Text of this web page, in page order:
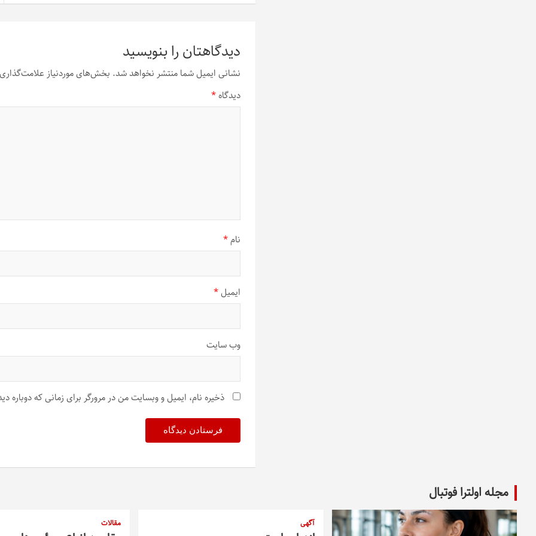
دیدگاهتان را بنویسید
نشانی ایمیل شما منتشر نخواهد شد. بخش‌های موردنیاز
دیدگاه*
نام*
ایمیل*
وب‌ سایت
ذخیره نام، ایمیل و وبسایت من در مرورگر برای زمانی که دوباره
مجله اولترا فوتبال
آگهی مقالات